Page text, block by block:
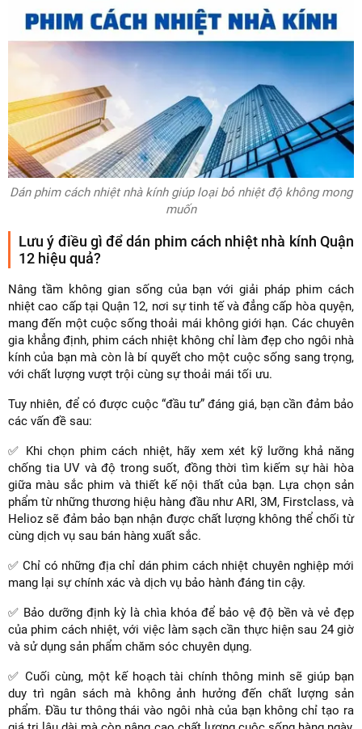
Dán phim cách nhiệt nhà kính giúp loại bỏ nhiệt độ không mong
muốn
Lưu ý điều gì để dán phim cách nhiệt nhà kính Quận
12 hiệu quả?
Nâng tầm không gian sống của bạn với giải pháp phim cách
nhiệt cao cấp tại Quận 12, nơi sự tinh tế và đẳng cấp hòa quyện,
mang đến một cuộc sống thoải mái không giới hạn. Các chuyên
gia khẳng định, phim cách nhiệt không chỉ làm đẹp cho ngôi nhà
kính của bạn mà còn là bí quyết cho một cuộc sống sang trọng,
với chất lượng vượt trội cùng sự thoải mái tối ưu.
Tuy nhiên, để có được cuộc “đầu tư” đáng giá, bạn cần đảm bảo
các vấn đề sau:
✅ Khi chọn phim cách nhiệt, hãy xem xét kỹ lưỡng khả năng
chống tia UV và độ trong suốt, đồng thời tìm kiếm sự hài hòa
giữa màu sắc phim và thiết kế nội thất của bạn. Lựa chọn sản
phẩm từ những thương hiệu hàng đầu như ARI, 3M, Firstclass, và
Helioz sẽ đảm bảo bạn nhận được chất lượng không thể chối từ
cùng dịch vụ sau bán hàng xuất sắc.
✅ Chỉ có những địa chỉ dán phim cách nhiệt chuyên nghiệp mới
mang lại sự chính xác và dịch vụ bảo hành đáng tin cậy.
✅ Bảo dưỡng định kỳ là chìa khóa để bảo vệ độ bền và vẻ đẹp
của phim cách nhiệt, với việc làm sạch cần thực hiện sau 24 giờ
và sử dụng sản phẩm chăm sóc chuyên dụng.
✅ Cuối cùng, một kế hoạch tài chính thông minh sẽ giúp bạn
duy trì ngân sách mà không ảnh hưởng đến chất lượng sản
phẩm. Đầu tư thông thái vào ngôi nhà của bạn không chỉ tạo ra